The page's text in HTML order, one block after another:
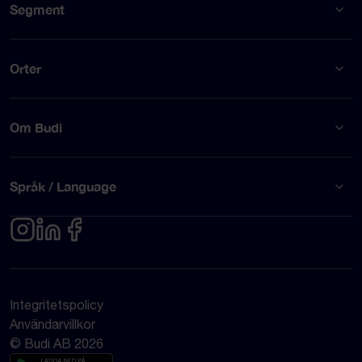
Segment
Orter
Om Budi
Språk / Language
Integritetspolicy
Användarvillkor
© Budi AB 2026